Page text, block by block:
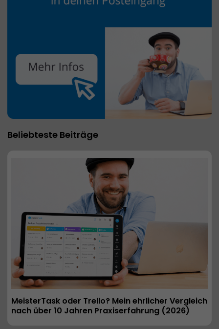
Beliebteste Beiträge
MeisterTask oder Trello? Mein ehrlicher Vergleich
nach über 10 Jahren Praxiserfahrung (2026)